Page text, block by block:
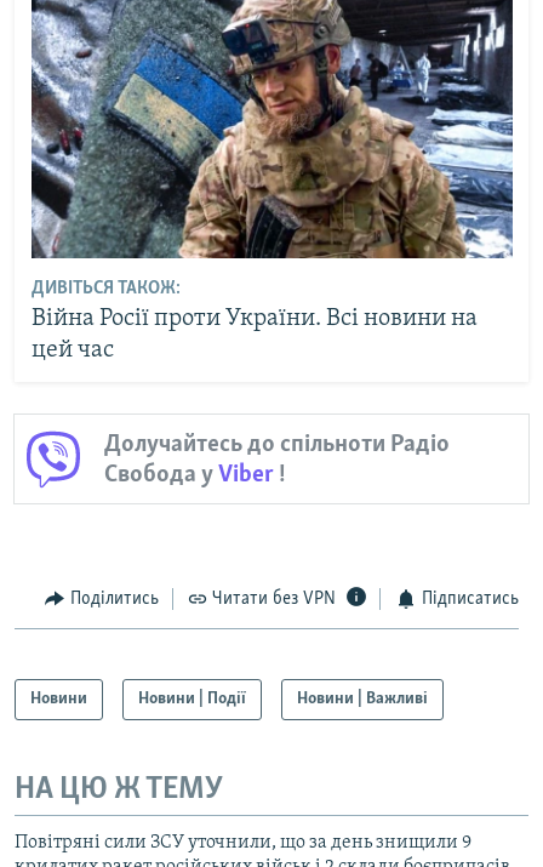
ДИВІТЬСЯ ТАКОЖ:
Війна Росії проти України. Всі новини на
цей час
Долучайтесь до спільноти Радіо
Свобода уViber !
Поділитись Читати без VPN Підписатись
Новини Новини | Події Новини | Важливі
НА ЦЮ Ж ТЕМУ
Повітряні сили ЗСУ уточнили, що за день знищили 9